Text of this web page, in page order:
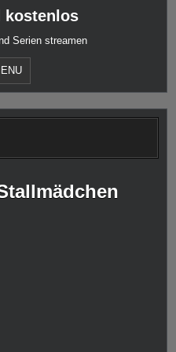
kostenlos
Serien streamen